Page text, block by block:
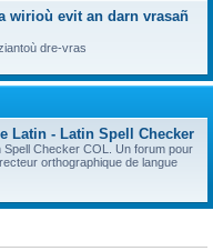
wirioù evit an darn vrasañ
dre-vras
Latin - Latin Spell Checker
Checker COL. Un forum pour
orthographique de langue